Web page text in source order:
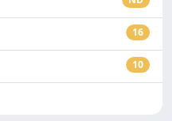
16
10